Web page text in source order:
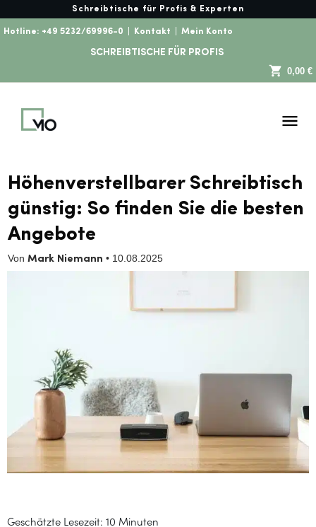
Schreibtische für Profis & Experten
Hotline: +49 5232/69996-0 Kontakt Mein Konto
SCHREIBTISCHE FÜR PROFIS
0,00 €
Höhenverstellbarer Schreibtisch
günstig: So finden Sie die besten
Angebote
Von Mark Niemann • 10.08.2025
Geschätzte Lesezeit: 10 Minuten